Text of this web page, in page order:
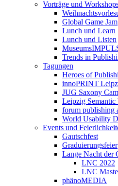
Vorträge und
Global Game Jam
Lunch und Learn
Lunch und Listen
Trends in
Tagungen
Heroes of
innoPRINT
JUG Saxony
Leipzig Semantic
forum publishing
World Usability
Events und
Gautschfest
Graduierungsfeier
Lange Nacht der
LNC 2022
LNC
phänoMEDIA